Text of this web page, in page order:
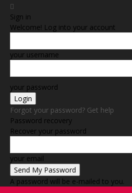
Sign in
Welcome! Log into your account
your username
your password
Forgot your password? Get help
Password recovery
Recover your password
your email
A password will be e-mailed to you.